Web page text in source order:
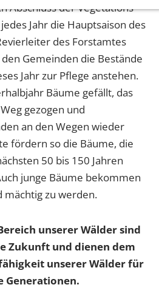
Abschluss der Vegetations-
Jahr die Hauptsaison des
des Forstamtes
Gemeinden die Bestände
Jahr zur Pflege anstehen.
Bäume gefällt, das
gezogen und
an den Wegen wieder
fördern so die Bäume, die
50 bis 150 Jahren
junge Bäume bekommen
mächtig zu werden.
unserer Wälder sind
Zukunft und dienen dem
unserer Wälder für
Generationen.
ermöglichen grundlegende
für die einwandfreie Funktion
die ausgewählten
des Benutzers
und Social Media
zu können, werden von